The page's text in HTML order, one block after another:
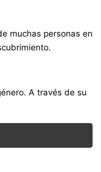
muchas personas en
A través de su